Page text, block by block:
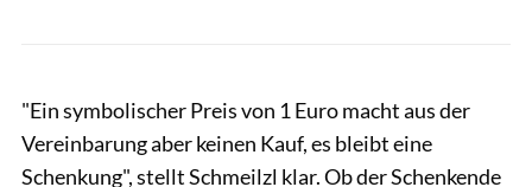
"Ein symbolischer Preis von 1 Euro macht aus der
Vereinbarung aber keinen Kauf, es bleibt eine
Schenkung", stellt Schmeilzl klar. Ob der Schenkende